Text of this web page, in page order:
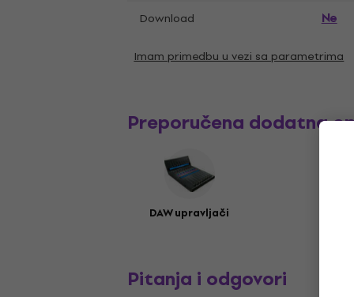
Download Ne
Imam primedbu u vezi sa parametrima
Preporučena dodatna
DAW upravljači
Pitanja i odgovori